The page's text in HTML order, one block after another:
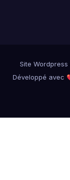
Site Wordpress
Développé avec